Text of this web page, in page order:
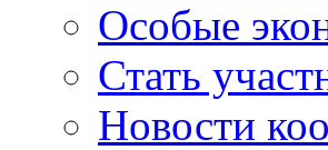
Особые
Стать
Новости